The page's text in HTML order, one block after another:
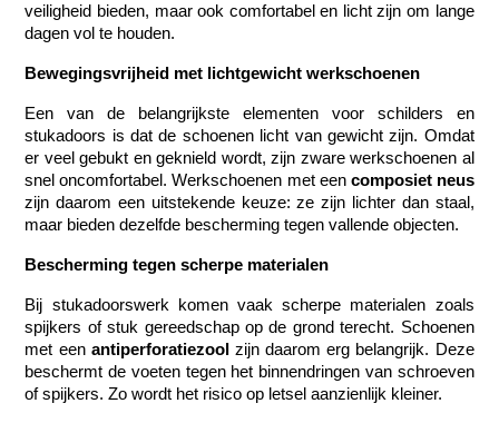
veiligheid bieden, maar ook comfortabel en licht zijn om lange
dagen vol te houden.
Bewegingsvrijheid met lichtgewicht werkschoenen
Een van de belangrijkste elementen voor schilders en
stukadoors is dat de schoenen licht van gewicht zijn. Omdat
er veel gebukt en geknield wordt, zijn zware werkschoenen al
snel oncomfortabel. Werkschoenen met een composiet neus
zijn daarom een uitstekende keuze: ze zijn lichter dan staal,
maar bieden dezelfde bescherming tegen vallende objecten.
Bescherming tegen scherpe materialen
Bij stukadoorswerk komen vaak scherpe materialen zoals
spijkers of stuk gereedschap op de grond terecht. Schoenen
met een antiperforatiezool zijn daarom erg belangrijk. Deze
beschermt de voeten tegen het binnendringen van schroeven
of spijkers. Zo wordt het risico op letsel aanzienlijk kleiner.